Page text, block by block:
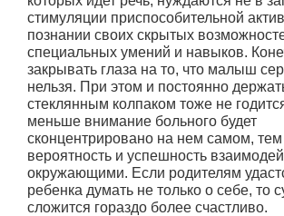
стимуляции приспособительной
познании своих скрытых
специальных умений и навыков.
закрывать глаза на то, что малыш
нельзя. При этом и постоянно
стеклянным колпаком тоже не
меньше внимание больного будет
сконцентрировано на нем самом,
вероятность и успешность
окружающими. Если родителям
ребенка думать не только о себе, то
сложится гораздо более счастливо.